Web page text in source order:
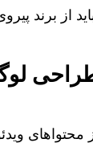
از برند
طراحی
محتواهای